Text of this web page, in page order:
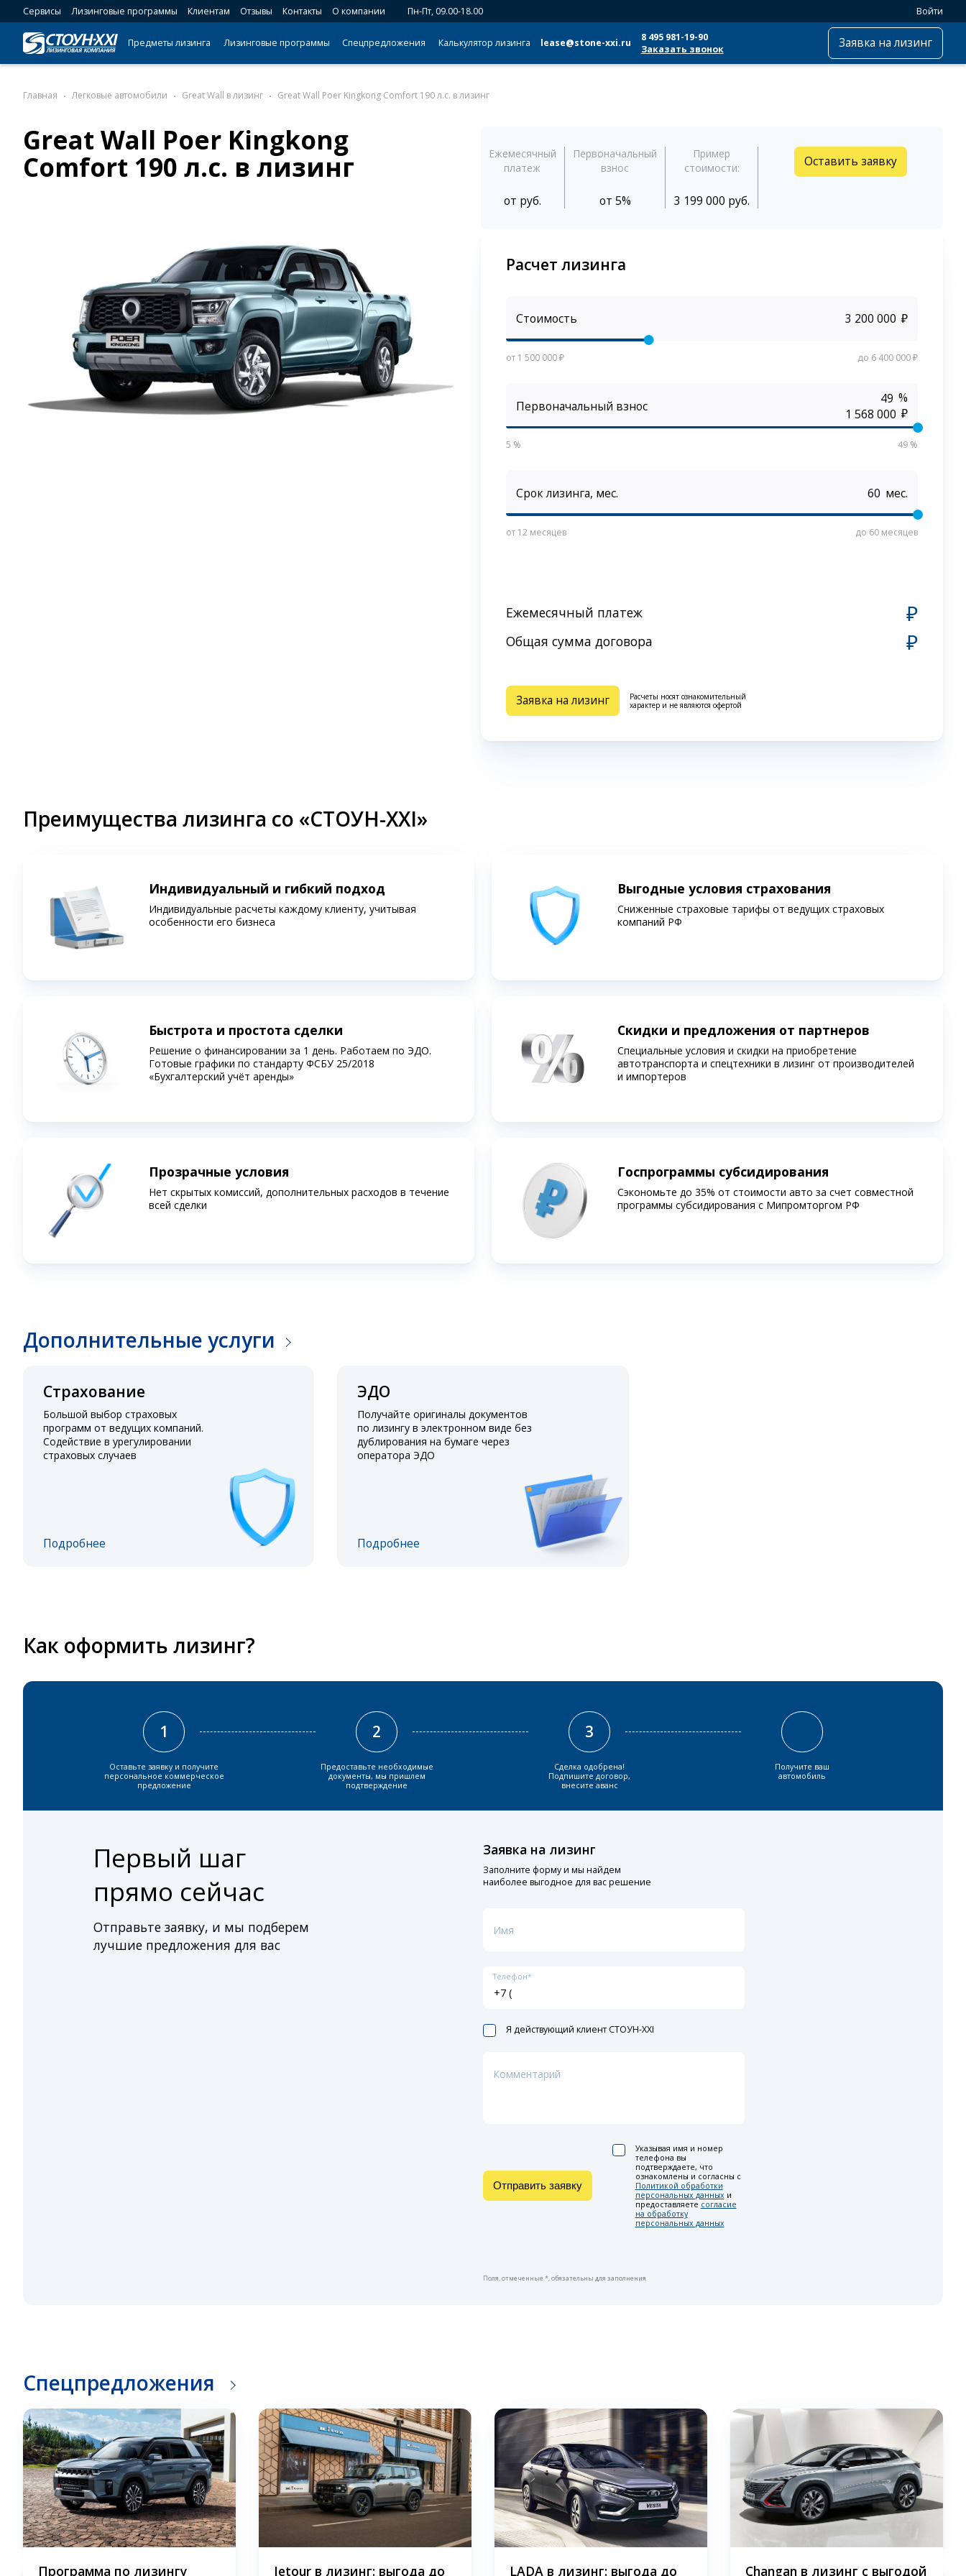
Сервисы Лизинговые программы Клиентам Отзывы Контакты О компании Пн-Пт, 09.00-18.00 Войти
Предметы лизинга Лизинговые программы Спецпредложения Калькулятор лизинга lease@stone-xxi.ru
8 495 981-19-90
Заказать звонок
Заявка на лизинг
Главная Легковые автомобили Great Wall в лизинг Great Wall Poer Kingkong Comfort 190 л.с. в лизинг
Great Wall Poer Kingkong
Comfort 190 л.с. в лизинг
Ежемесячный
платеж
от руб.
Первоначальный
взнос
от 5%
Пример
стоимости:
3 199 000 руб.
Оставить заявку
Расчет лизинга
Стоимость ₽
от 1 500 000 ₽ до 6 400 000 ₽
Первоначальный взнос
%
₽
5 % 49 %
Срок лизинга, мес. мес.
от 12 месяцев до 60 месяцев
Ежемесячный платеж ₽
Общая сумма договора ₽
Заявка на лизинг
Расчеты носят ознакомительный
характер и не являются офертой
Преимущества лизинга со «СТОУН-XXI»
Индивидуальный и гибкий подход
Индивидуальные расчеты каждому клиенту, учитывая
особенности его бизнеса
Быстрота и простота сделки
Решение о финансировании за 1 день. Работаем по ЭДО.
Готовые графики по стандарту ФСБУ 25/2018
«Бухгалтерский учёт аренды»
Прозрачные условия
Нет скрытых комиссий, дополнительных расходов в течение
всей сделки
Выгодные условия страхования
Сниженные страховые тарифы от ведущих страховых
компаний РФ
Скидки и предложения от партнеров
Специальные условия и скидки на приобретение
автотранспорта и спецтехники в лизинг от производителей
и импортеров
Госпрограммы субсидирования
Сэкономьте до 35% от стоимости авто за счет совместной
программы субсидирования c Мипромторгом РФ
Дополнительные услуги
Страхование
Большой выбор страховых
программ от ведущих компаний.
Содействие в урегулировании
страховых случаев
Подробнее
ЭДО
Получайте оригиналы документов
по лизингу в электронном виде без
дублирования на бумаге через
оператора ЭДО
Подробнее
Как оформить лизинг?
1
Оставьте заявку и получите
персональное коммерческое
предложение
2
Предоставьте необходимые
документы, мы пришлем
подтверждение
3
Сделка одобрена!
Подпишите договор,
внесите аванс
Получите ваш
автомобиль
Первый шаг
прямо сейчас
Отправьте заявку, и мы подберем
лучшие предложения для вас
Заявка на лизинг
Заполните форму и мы найдем
наиболее выгодное для вас решение
Имя
Телефон*
Я действующий клиент СТОУН-XXI
Комментарий
Отправить заявку
Указывая имя и номер
телефона вы
подтверждаете, что
ознакомлены и согласны с
Политикой обработки
персональных данных и
предоставляете согласие
на обработку
персональных данных
Поля, отмеченные *, обязательны для заполнения
Спецпредложения
Программа по лизингу Jetour в лизинг: выгода до LADA в лизинг: выгода до Changan в лизинг с выгодой